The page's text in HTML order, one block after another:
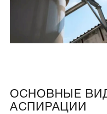
ОСНОВНЫЕ
АСПИРАЦИИ